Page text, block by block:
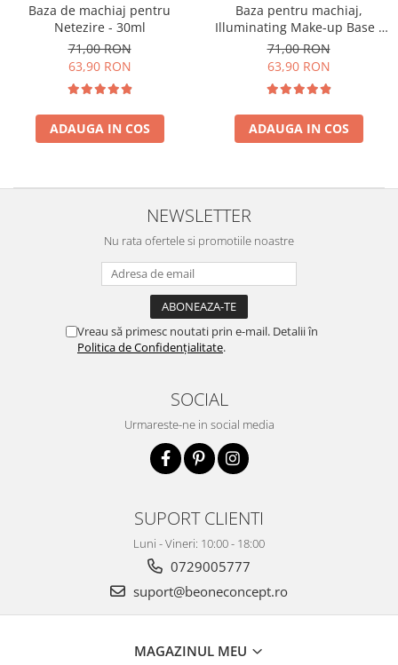
Baza de machiaj pentru
Netezire - 30ml
71,00 RON
63,90 RON
ADAUGA IN COS
Baza pentru machiaj,
Illuminating Make-up Base -
30ml
71,00 RON
63,90 RON
ADAUGA IN COS
NEWSLETTER
Nu rata ofertele si promotiile noastre
Vreau să primesc noutati prin e-mail. Detalii în
Politica de Confidențialitate.
SOCIAL
Urmareste-ne in social media
SUPORT CLIENTI
Luni - Vineri: 10:00 - 18:00
0729005777
suport@beoneconcept.ro
MAGAZINUL MEU